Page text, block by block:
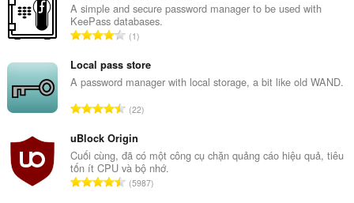
A simple and secure password manager to be used with
KeePass databases.
T
n
g
ố
ế
p
h
ạ
1
Local pass store
A password manager with local storage, a bit like old WAND.
T
n
g
s
ố
22
uBlock Origin
Cuối cùng, đã có một công cụ chặn quảng cáo hiệu quả, tiêu
tốn ít CPU và bộ nhớ.
T5987